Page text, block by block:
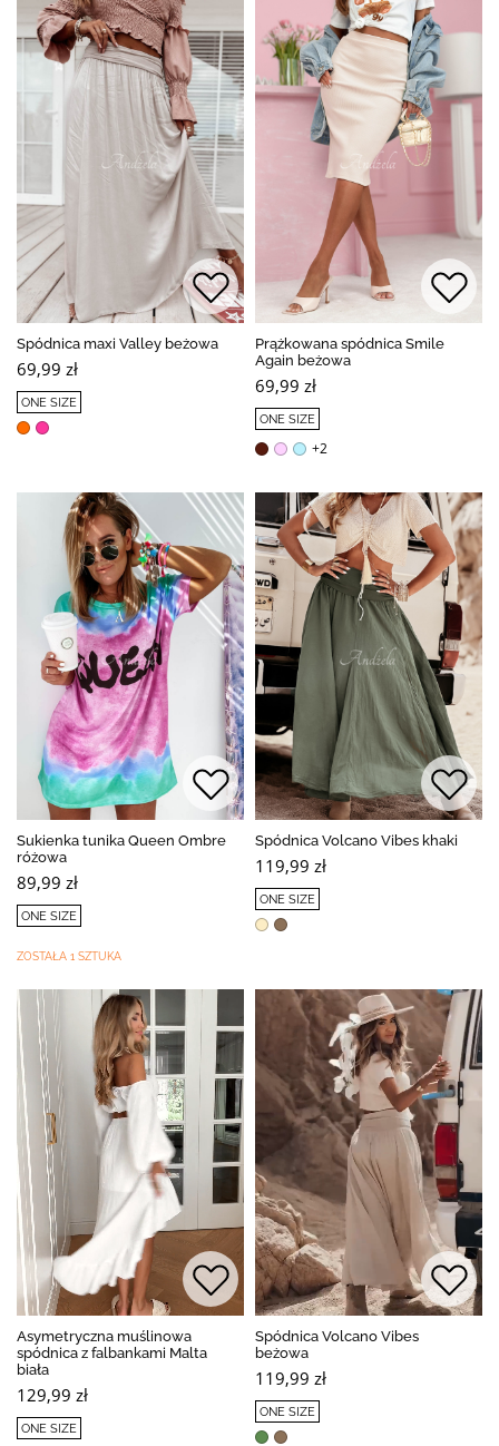
Spódnica maxi Valley beżowa
69,99 zł
ONE SIZE
Prążkowana spódnica Smile
Again beżowa
69,99 zł
ONE SIZE
+2
Sukienka tunika Queen Ombre
różowa
89,99 zł
ONE SIZE
ZOSTAŁA 1 SZTUKA
Spódnica Volcano Vibes khaki
119,99 zł
ONE SIZE
Asymetryczna muślinowa
spódnica z falbankami Malta
biała
129,99 zł
ONE SIZE
Spódnica Volcano Vibes
beżowa
119,99 zł
ONE SIZE